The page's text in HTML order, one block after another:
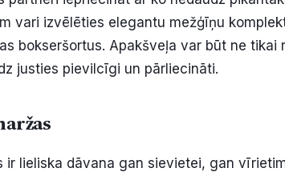
vari izvēlēties elegantu mežģīņu
bokseršortus. Apakšveļa var būt ne
justies pievilcīgi un pārliecināti.
ir lieliska dāvana gan sievietei, gan